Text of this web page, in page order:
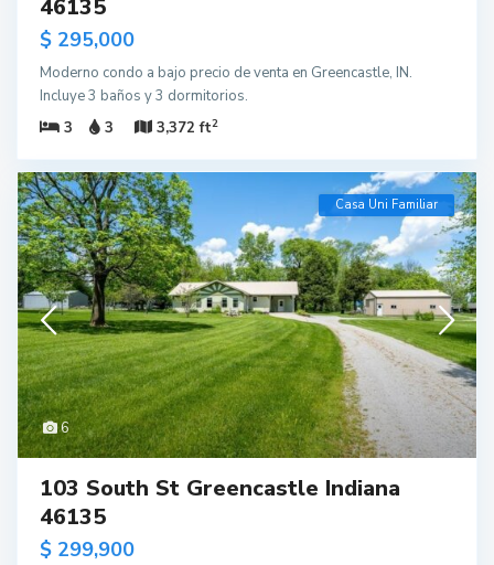
46135
$ 295,000
Moderno condo a bajo precio de venta en Greencastle, IN.
Incluye 3 baños y 3 dormitorios.
3
3 3,372 ft2
6
Casa Uni Familiar
103 South St Greencastle Indiana
46135
$ 299,900